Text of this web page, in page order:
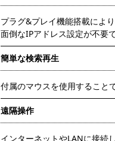
プラグ&プレイ機能搭載によ
面倒なIPアドレス設定が不要
簡単な検索再生
付属のマウスを使用すること
遠隔操作
インターネットやLANに接続